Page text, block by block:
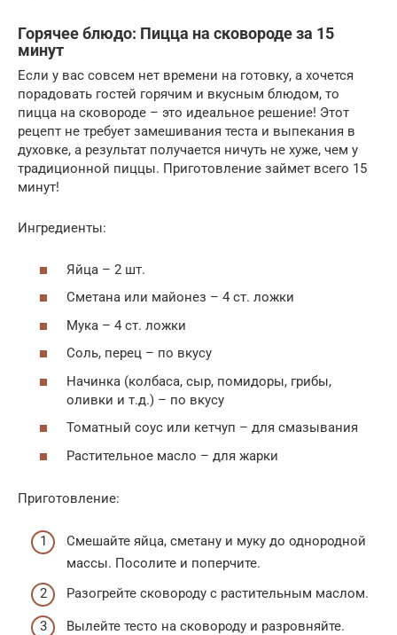
Горячее блюдо: Пицца на сковороде за 15
минут
Если у вас совсем нет времени на готовку, а хочется
порадовать гостей горячим и вкусным блюдом, то
пицца на сковороде – это идеальное решение! Этот
рецепт не требует замешивания теста и выпекания в
духовке, а результат получается ничуть не хуже, чем у
традиционной пиццы. Приготовление займет всего 15
минут!
Ингредиенты:
Яйца – 2 шт.
Сметана или майонез – 4 ст. ложки
Мука – 4 ст. ложки
Соль, перец – по вкусу
Начинка (колбаса, сыр, помидоры, грибы,
оливки и т.д.) – по вкусу
Томатный соус или кетчуп – для смазывания
Растительное масло – для жарки
Приготовление:
Смешайте яйца, сметану и муку до однородной
массы. Посолите и поперчите.
Разогрейте сковороду с растительным маслом.
Вылейте тесто на сковороду и разровняйте.